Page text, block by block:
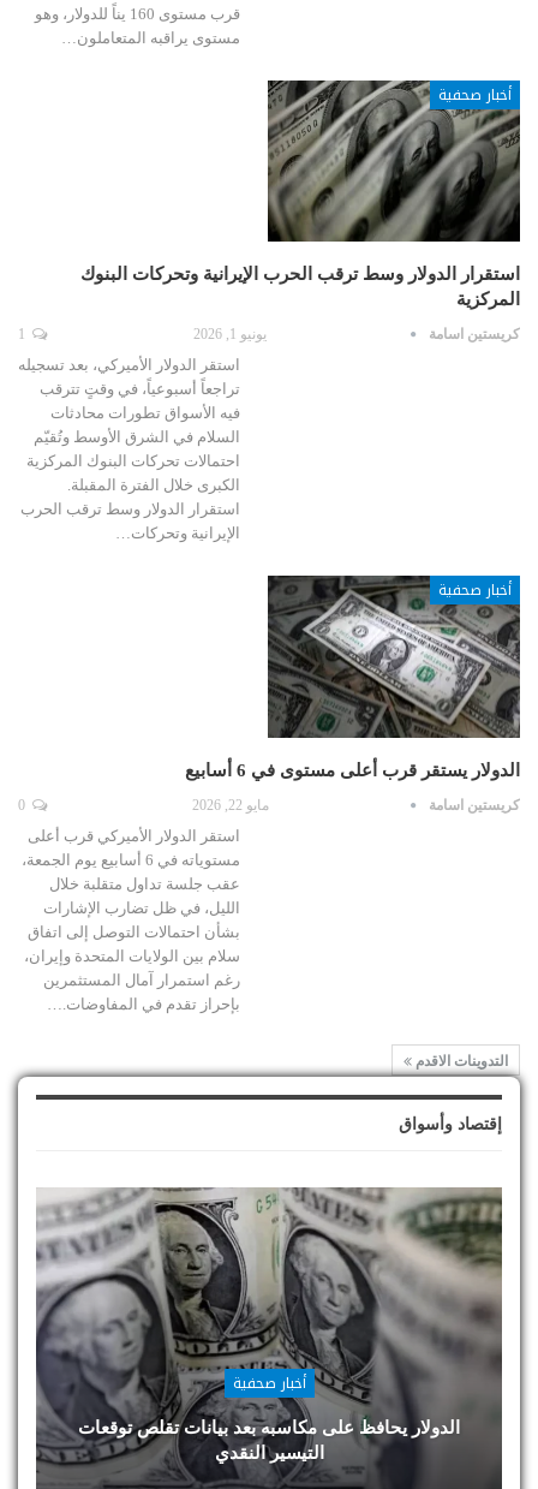
قرب مستوى 160 يناً للدولار، وهو
مستوى يراقبه المتعاملون…
أخبار صحفية
استقرار الدولار وسط ترقب الحرب الإيرانية وتحركات البنوك
المركزية
كريستين اسامة يونيو 1, 2026
استقر الدولار الأميركي، بعد تسجيله
تراجعاً أسبوعياً، في وقتٍ تترقب
فيه الأسواق تطورات محادثات
السلام في الشرق الأوسط وتُقيّم
احتمالات تحركات البنوك المركزية
الكبرى خلال الفترة المقبلة.
استقرار الدولار وسط ترقب الحرب
الإيرانية وتحركات…
أخبار صحفية
الدولار يستقر قرب أعلى مستوى في 6 أسابيع
كريستين اسامة مايو 22, 2026
استقر الدولار الأميركي قرب أعلى
مستوياته في 6 أسابيع يوم الجمعة،
عقب جلسة تداول متقلبة خلال
الليل، في ظل تضارب الإشارات
بشأن احتمالات التوصل إلى اتفاق
سلام بين الولايات المتحدة وإيران،
رغم استمرار آمال المستثمرين
بإحراز تقدم في المفاوضات.…
التدوينات الاقدم
إقتصاد وأسواق
أخبار صحفية
الدولار يحافظ على مكاسبه بعد بيانات تقلص توقعات
التيسير النقدي